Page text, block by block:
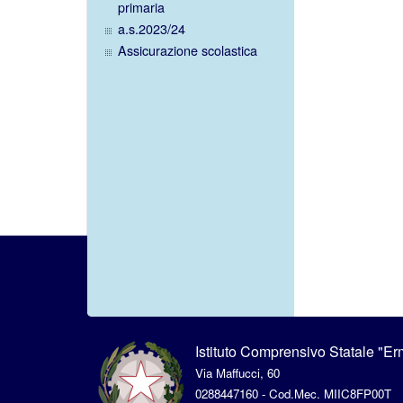
primaria
a.s.2023/24
Assicurazione scolastica
Istituto Comprensivo Statale
Via Maffucci, 60
0288447160 - Cod.Mec. MIIC8FP00T